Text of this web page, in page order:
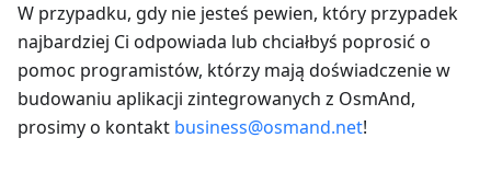
W przypadku, gdy nie jesteś pewien, który przypadek
najbardziej Ci odpowiada lub chciałbyś poprosić o
pomoc programistów, którzy mają doświadczenie w
budowaniu aplikacji zintegrowanych z OsmAnd,
prosimy o kontakt business@osmand.net!